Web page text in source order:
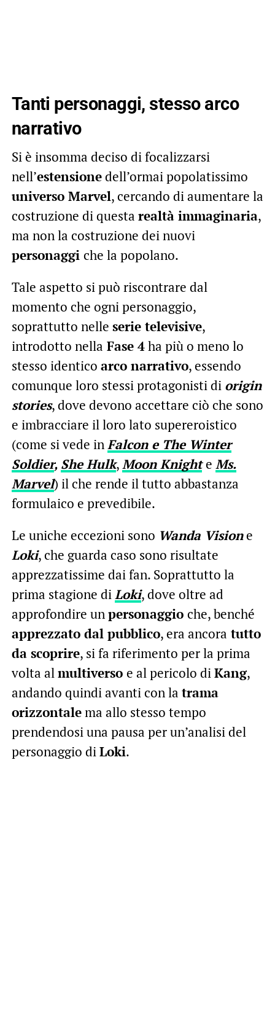
Tanti personaggi, stesso arco
narrativo
Si è insomma deciso di focalizzarsi
nell’estensionedell’ormai popolatissimo
universo Marvel, cercando di aumentare la
costruzione di questa realtà immaginaria,
ma non la costruzione dei nuovi
personaggi che la popolano.
Tale aspetto si può riscontrare dal
momento che ogni personaggio,
soprattutto nelle serie televisive,
introdotto nella Fase 4ha più o meno lo
stesso identico arco narrativo, essendo
comunque loro stessi protagonisti di origin
stories, dove devono accettare ciò che sono
e imbracciare il loro lato supereroistico
(come si vede in Falcon e The Winter
Soldier, She Hulk, Moon Knight e Ms.
Marvel) il che rende il tutto abbastanza
formulaico e prevedibile.
Le uniche eccezioni sono Wanda Visione
Loki, che guarda caso sono risultate
apprezzatissime dai fan. Soprattutto la
prima stagione di Loki, dove oltre ad
approfondire un personaggio che, benché
apprezzato dal pubblico, era ancora tutto
da scoprire, si fa riferimento per la prima
volta al multiverso e al pericolo di Kang,
andando quindi avanti con la trama
orizzontalema allo stesso tempo
prendendosi una pausa per un’analisi del
personaggio di Loki.